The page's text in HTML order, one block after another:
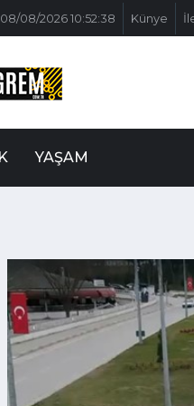
08/2026 10:52:38 Künye
YAŞAM